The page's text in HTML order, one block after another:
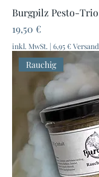
Burgpilz Pesto-Trio
Preis
19,50 €
inkl. MwSt. | 6,95 € Versand
Rauchig